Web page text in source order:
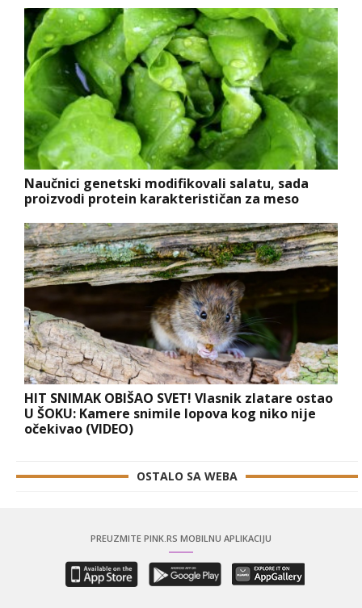
Naučnici genetski modifikovali salatu, sada
proizvodi protein karakterističan za meso
HIT SNIMAK OBIŠAO SVET! Vlasnik zlatare ostao
U ŠOKU: Kamere snimile lopova kog niko nije
očekivao (VIDEO)
OSTALO SA WEBA
PREUZMITE PINK.RS MOBILNU APLIKACIJU